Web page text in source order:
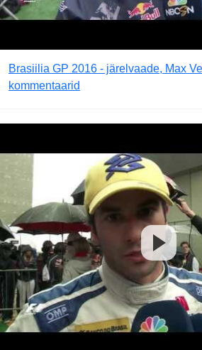
Brasiilia GP 2016 - järelvaade, Max
kommentaarid